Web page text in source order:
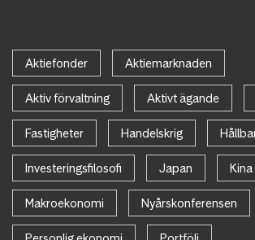
Aktiefonder Aktiemarknaden
Aktiv förvaltning Aktivt ägande
Fastigheter Handelskrig
Investeringsfilosofi Japan Kina
Makroekonomi Nyårskonferensen